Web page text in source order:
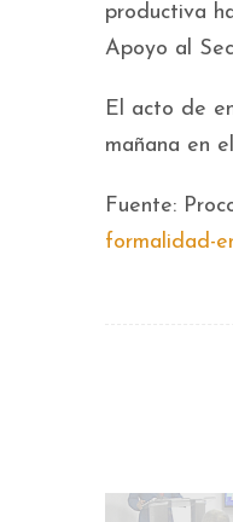
productiva
Apoyo al
El acto de
mañana en
Fuente:
formalidad-